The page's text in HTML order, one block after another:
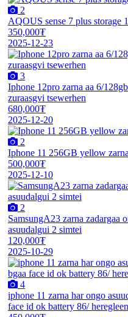
2
AQOUS sense 7 plus storage
350,000₮
2025-12-23
3
Iphone 12pro zarna aa 6/
zuraasgvi tsewerhen
680,000₮
2025-12-20
2
Iphone 11 256GB yellow zarna
500,000₮
2025-12-10
2
SamsungA23 zarna zadargaa
asuudalgui 2 simtei
120,000₮
2025-10-29
4
iphone 11 zarna har ongo
face id ok battery 86/